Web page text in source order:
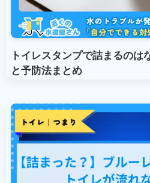
トイレスタンプで詰まるの
と予防法まとめ